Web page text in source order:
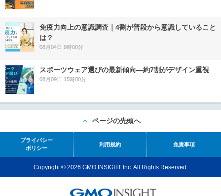
免疫力向上の意識調査｜4割が普段から意識していること
は？
08月04日 9時00分
スポーツウェア選びの最新傾向―約7割がデザイン重視
08月09日 15時00分
ページの先頭へ
プライバシー
ポリシー
利用規約 免責事項
Copyright © 2026 GMO INSIGHT Inc. All Rights Reserved.